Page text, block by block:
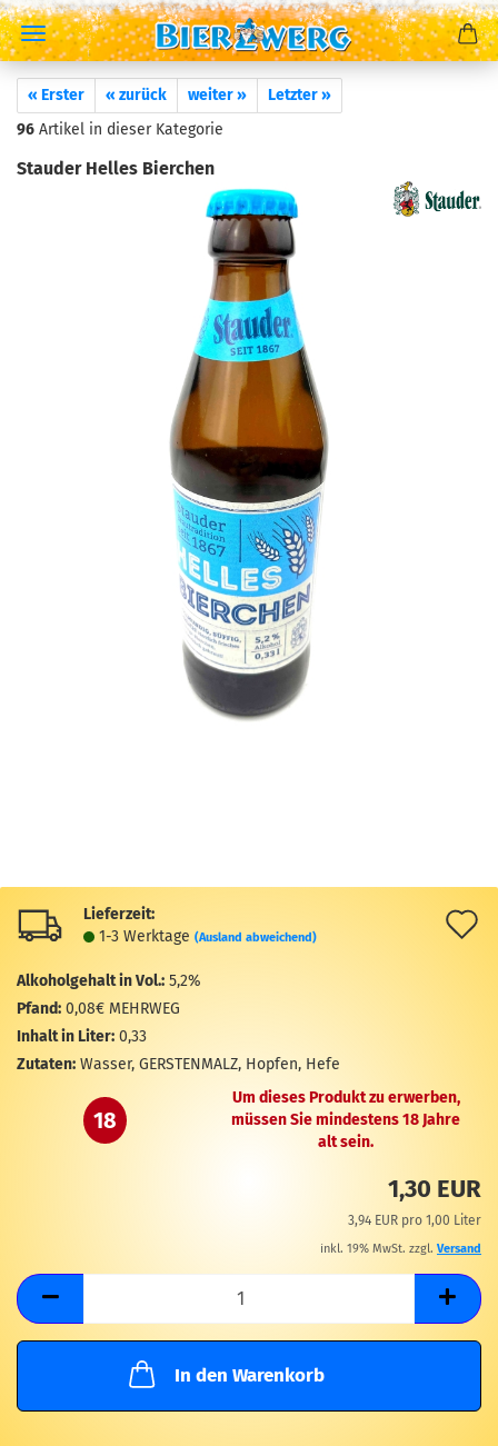
« Erster « zurück weiter »
Letzter »
96 Artikel in dieser Kategorie
Stauder Helles Bierchen
Lieferzeit:
1-3 Werktage (Ausland abweichend)
Alkoholgehalt in Vol.: 5,2%
Pfand: 0,08€ MEHRWEG
Inhalt in Liter: 0,33
Zutaten: Wasser, GERSTENMALZ, Hopfen, Hefe
18
Um dieses Produkt zu erwerben,
müssen Sie mindestens 18 Jahre
alt sein.
1,30 EUR
3,94 EUR pro 1,00 Liter
inkl. 19% MwSt. zzgl. Versand
In den Warenkorb